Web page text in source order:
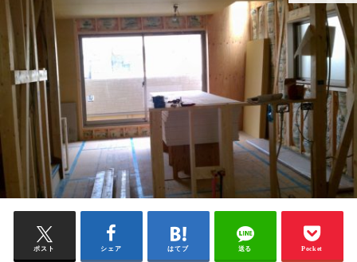
ポスト シェア はてブ 送る Pocket